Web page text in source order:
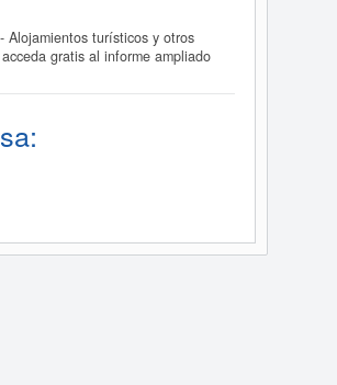
Alojamientos turísticos y otros
gratis al informe ampliado